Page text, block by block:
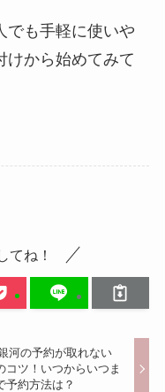
でも手軽に使いや
けから始めてみて
てね！
河の予約が取れない
コツ！いつからいつま
予約方法は？